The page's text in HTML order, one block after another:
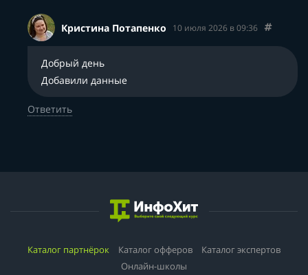
Кристина Потапенко 10 июля 2026 в 09:36
Добрый день
Добавили данные
Ответить
Каталог партнёрок Каталог офферов
Каталог экспертов
Онлайн-школы